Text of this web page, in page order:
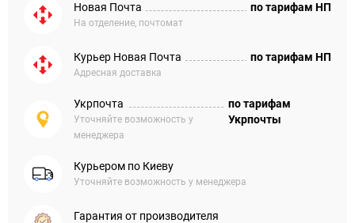
Новая Почта
На отделение, почтомат
по тарифам НП
Курьер Новая Почта
Адресная доставка
по тарифам НП
Укрпочта
Уточняйте возможность у
менеджера
по тарифам
Укрпочты
Курьером по Киеву
Уточняйте возможность у менеджера
Гарантия от производителя